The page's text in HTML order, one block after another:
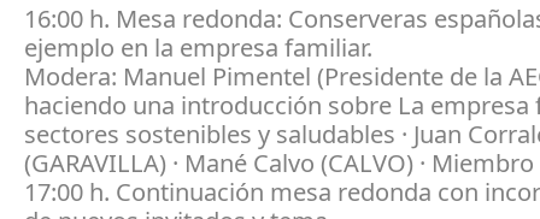
16:00 h. Mesa redonda: Conserveras
ejemplo en la empresa familiar.
Modera: Manuel Pimentel (Presidente de la
haciendo una introducción sobre La empresa
sectores sostenibles y saludables · Juan
(GARAVILLA) · Mané Calvo (CALVO) ·
17:00 h. Continuación mesa redonda con